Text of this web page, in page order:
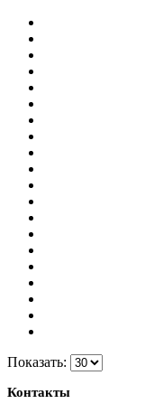
Показать:
Контакты